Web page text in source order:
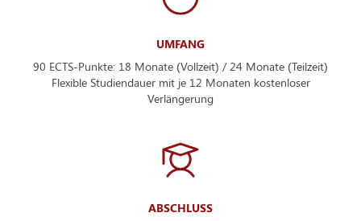
UMFANG
90 ECTS-Punkte: 18 Monate (Vollzeit) / 24 Monate (Teilzeit)
Flexible Studiendauer mit je 12 Monaten kostenloser
Verlängerung
ABSCHLUSS